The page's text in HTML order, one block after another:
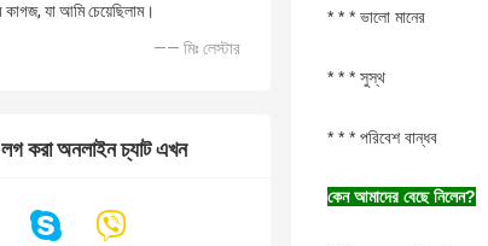
কাগজ, যা আমি চেয়েছিলাম।
—— মিঃ লেস্টার
লগ করা অনলাইন চ্যাট এখন
* * * ভালো মানের
* * * সুস্থ
* * * পরিবেশ বান্ধব
কেন আমাদের বেছে নিলেন?